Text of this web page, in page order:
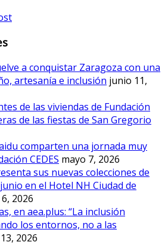
a conquistar Zaragoza con una
artesanía e inclusión junio 11,
de las viviendas de Fundación
de las fiestas de San Gregorio
comparten una jornada muy
CEDES mayo 7, 2026
sus nuevas colecciones de
en el Hotel NH Ciudad de
2026
en aea.plus: “La inclusión
los entornos, no a las
2026